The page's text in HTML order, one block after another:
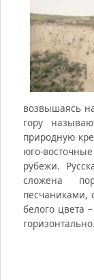
возвышаясь
гору
природную
юго-
рубежи.
сложена
песчаниками,
белого цвета
горизонтально.